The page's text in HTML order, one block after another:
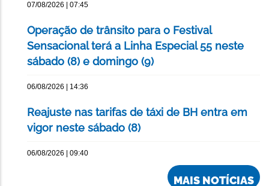
07/08/2026 | 07:45
Operação de trânsito para o Festival
Sensacional terá a Linha Especial 55 neste
sábado (8) e domingo (9)
06/08/2026 | 14:36
Reajuste nas tarifas de táxi de BH entra em
vigor neste sábado (8)
06/08/2026 | 09:40
MAIS NOTÍCIAS